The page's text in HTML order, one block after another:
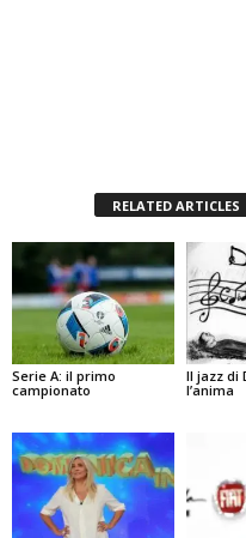
RELATED ARTICLES
Serie A: il primo
campionato
Il jazz di
l’anima